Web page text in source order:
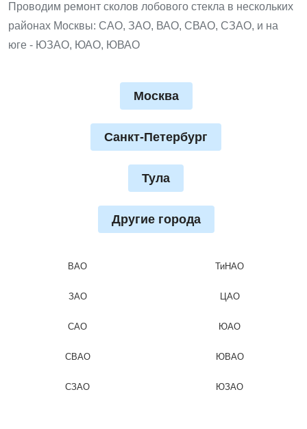
Проводим ремонт сколов лобового стекла в нескольких
районах Москвы: САО, ЗАО, ВАО, СВАО, СЗАО, и на
юге - ЮЗАО, ЮАО, ЮВАО
Москва
Санкт-Петербург
Тула
Другие города
ВАО
ЗАО
САО
СВАО
СЗАО
ТиНАО
ЦАО
ЮАО
ЮВАО
ЮЗАО